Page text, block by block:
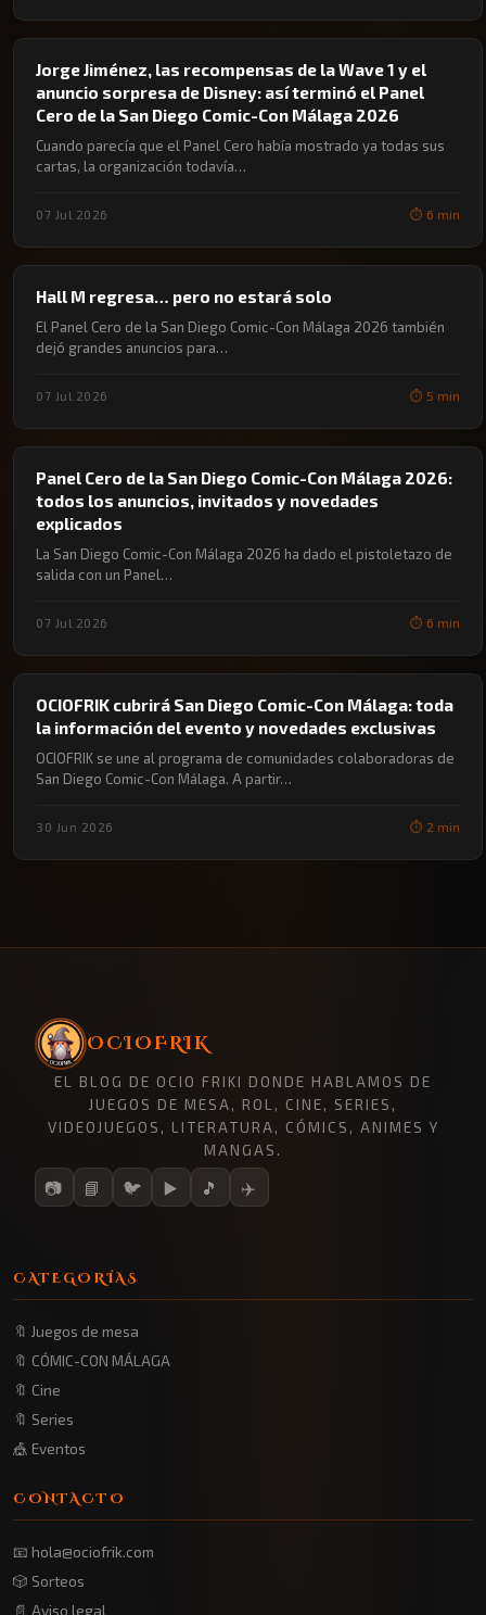
🔖 CÓMIC-CON MÁLAGA
Jorge Jiménez, las recompensas de la Wave 1 y el
anuncio sorpresa de Disney: así terminó el Panel
Cero de la San Diego Comic-Con Málaga 2026
Cuando parecía que el Panel Cero había mostrado ya todas sus
cartas, la organización todavía…
07 Jul 2026 ⏱️ 6 min
🔖 CÓMIC-CON MÁLAGA
Hall M regresa… pero no estará solo
El Panel Cero de la San Diego Comic-Con Málaga 2026 también
dejó grandes anuncios para…
07 Jul 2026 ⏱️ 5 min
🔖 CÓMIC-CON MÁLAGA
Panel Cero de la San Diego Comic-Con Málaga 2026:
todos los anuncios, invitados y novedades
explicados
La San Diego Comic-Con Málaga 2026 ha dado el pistoletazo de
salida con un Panel…
07 Jul 2026 ⏱️ 6 min
🔖 CÓMIC-CON MÁLAGA
OCIOFRIK cubrirá San Diego Comic-Con Málaga: toda
la información del evento y novedades exclusivas
OCIOFRIK se une al programa de comunidades colaboradoras de
San Diego Comic-Con Málaga. A partir…
30 Jun 2026 ⏱️ 2 min
OCIOFRIK
EL BLOG DE OCIO FRIKI DONDE HABLAMOS DE
JUEGOS DE MESA, ROL, CINE, SERIES,
VIDEOJUEGOS, LITERATURA, CÓMICS, ANIMES Y
MANGAS.
📷 📘 🐦 ▶️ 🎵 ✈️
CATEGORÍAS
🔖 Juegos de mesa
🔖 CÓMIC-CON MÁLAGA
🔖 Cine
🔖 Series
🎪 Eventos
CONTACTO
📧 hola@ociofrik.com
🎲 Sorteos
📄 Aviso legal